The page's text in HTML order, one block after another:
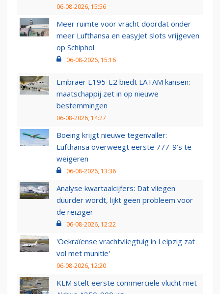
06-08-2026, 15:56
Meer ruimte voor vracht doordat onder
meer Lufthansa en easyJet slots vrijgeven
op Schiphol
06-08-2026, 15:16
Embraer E195-E2 biedt LATAM kansen:
maatschappij zet in op nieuwe
bestemmingen
06-08-2026, 14:27
Boeing krijgt nieuwe tegenvaller:
Lufthansa overweegt eerste 777-9’s te
weigeren
06-08-2026, 13:36
Analyse kwartaalcijfers: Dat vliegen
duurder wordt, lijkt geen probleem voor
de reiziger
06-08-2026, 12:22
'Oekraïense vrachtvliegtuig in Leipzig zat
vol met munitie'
06-08-2026, 12:20
KLM stelt eerste commerciële vlucht met